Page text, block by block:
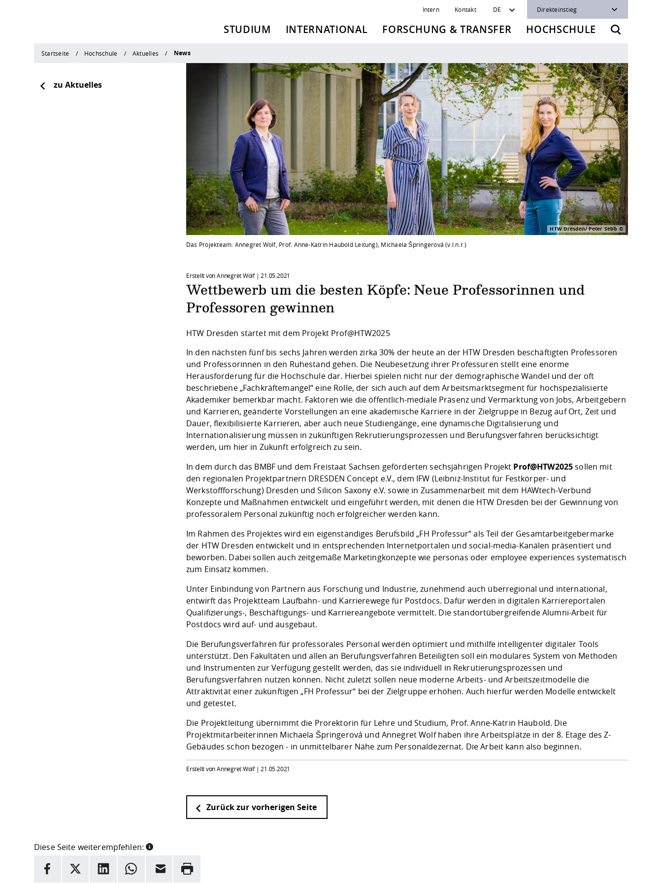
Intern Kontakt DE Direkteinstieg
STUDIUM INTERNATIONAL FORSCHUNG & TRANSFER HOCHSCHULE
Startseite Hochschule Aktuelles News
zu Aktuelles
HTW Dresden/ Peter Sebb
Das Projekteam: Annegret Wolf, Prof. Anne-Katrin Haubold Leitung), Michaela Špringerová (v.l.n.r.)
Erstellt von Annegret Wolf | 21.05.2021
Wettbewerb um die besten Köpfe: Neue Professorinnen und
Professoren gewinnen
HTW Dresden startet mit dem Projekt Prof@HTW2025
In den nächsten fünf bis sechs Jahren werden zirka 30% der heute an der HTW Dresden beschäftigten Professoren
und Professorinnen in den Ruhestand gehen. Die Neubesetzung ihrer Professuren stellt eine enorme
Herausforderung für die Hochschule dar. Hierbei spielen nicht nur der demographische Wandel und der oft
beschriebene „Fachkräftemangel“ eine Rolle, der sich auch auf dem Arbeitsmarktsegment für hochspezialisierte
Akademiker bemerkbar macht. Faktoren wie die öffentlich-mediale Präsenz und Vermarktung von Jobs, Arbeitgebern
und Karrieren, geänderte Vorstellungen an eine akademische Karriere in der Zielgruppe in Bezug auf Ort, Zeit und
Dauer, flexibilisierte Karrieren, aber auch neue Studiengänge, eine dynamische Digitalisierung und
Internationalisierung müssen in zukünftigen Rekrutierungsprozessen und Berufungsverfahren berücksichtigt
werden, um hier in Zukunft erfolgreich zu sein.
In dem durch das BMBF und dem Freistaat Sachsen geförderten sechsjährigen Projekt Prof@HTW2025sollen mit
den regionalen Projektpartnern DRESDEN Concept e.V., dem IFW (Leibniz-Institut für Festkörper- und
Werkstoffforschung) Dresden und Silicon Saxony e.V. sowie in Zusammenarbeit mit dem HAWtech-Verbund
Konzepte und Maßnahmen entwickelt und eingeführt werden, mit denen die HTW Dresden bei der Gewinnung von
professoralem Personal zukünftig noch erfolgreicher werden kann.
Im Rahmen des Projektes wird ein eigenständiges Berufsbild „FH Professur“ als Teil der Gesamtarbeitgebermarke
der HTW Dresden entwickelt und in entsprechenden Internetportalen und social-media-Kanälen präsentiert und
beworben. Dabei sollen auch zeitgemäße Marketingkonzepte wie personas oder employee experiences systematisch
zum Einsatz kommen.
Unter Einbindung von Partnern aus Forschung und Industrie, zunehmend auch überregional und international,
entwirft das Projektteam Laufbahn- und Karrierewege für Postdocs. Dafür werden in digitalen Karriereportalen
Qualifizierungs-, Beschäftigungs- und Karriereangebote vermittelt. Die standortübergreifende Alumni-Arbeit für
Postdocs wird auf- und ausgebaut.
Die Berufungsverfahren für professorales Personal werden optimiert und mithilfe intelligenter digitaler Tools
unterstützt. Den Fakultäten und allen an Berufungsverfahren Beteiligten soll ein modulares System von Methoden
und Instrumenten zur Verfügung gestellt werden, das sie individuell in Rekrutierungsprozessen und
Berufungsverfahren nutzen können. Nicht zuletzt sollen neue moderne Arbeits- und Arbeitszeitmodelle die
Attraktivität einer zukünftigen „FH Professur“ bei der Zielgruppe erhöhen. Auch hierfür werden Modelle entwickelt
und getestet.
Die Projektleitung übernimmt die Prorektorin für Lehre und Studium, Prof. Anne-Katrin Haubold. Die
Projektmitarbeiterinnen Michaela Špringerová und Annegret Wolf haben ihre Arbeitsplätze in der 8. Etage des Z-
Gebäudes schon bezogen - in unmittelbarer Nähe zum Personaldezernat. Die Arbeit kann also beginnen.
Erstellt von Annegret Wolf | 21.05.2021
Zurück zur vorherigen Seite
Diese Seite weiterempfehlen:
INFORMATION
Facebook
X LinkedInWhatsappE-Mail Drucken